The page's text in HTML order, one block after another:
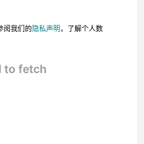
阅我们的隐私声明，了解个人数